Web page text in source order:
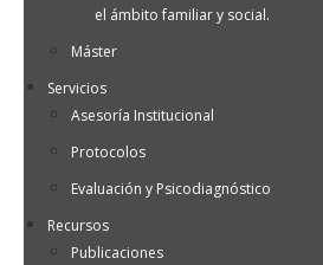
el ámbito familiar y social.
Máster
Servicios
Asesoría Institucional
Protocolos
Evaluación y Psicodiagnóstico
Recursos
Publicaciones